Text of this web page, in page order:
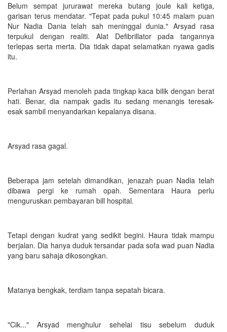
Belum sempat jururawat mereka butang joule kali ketiga,
garisan terus mendatar. "Tepat pada pukul 10:45 malam puan
Nur Nadia Dania telah sah meninggal dunia." Arsyad rasa
terpukul dengan realiti. Alat Defibrillator pada tangannya
terlepas serta merta. Dia tidak dapat selamatkan nyawa gadis
itu.
Perlahan Arsyad menoleh pada tingkap kaca bilik dengan berat
hati. Benar, dia nampak gadis itu sedang menangis teresak-
esak sambil menyandarkan kepalanya disana.
Arsyad rasa gagal.
Beberapa jam setelah dimandikan, jenazah puan Nadia telah
dibawa pergi ke rumah opah. Sementara Haura perlu
menguruskan pembayaran bill hospital.
Tetapi dengan kudrat yang sedikit begini. Haura tidak mampu
berjalan. Dia hanya duduk tersandar pada sofa wad puan Nadia
yang baru sahaja dikosongkan.
Matanya bengkak, terdiam tanpa sepatah bicara.
"Cik..." Arsyad menghulur sehelai tisu sebelum duduk